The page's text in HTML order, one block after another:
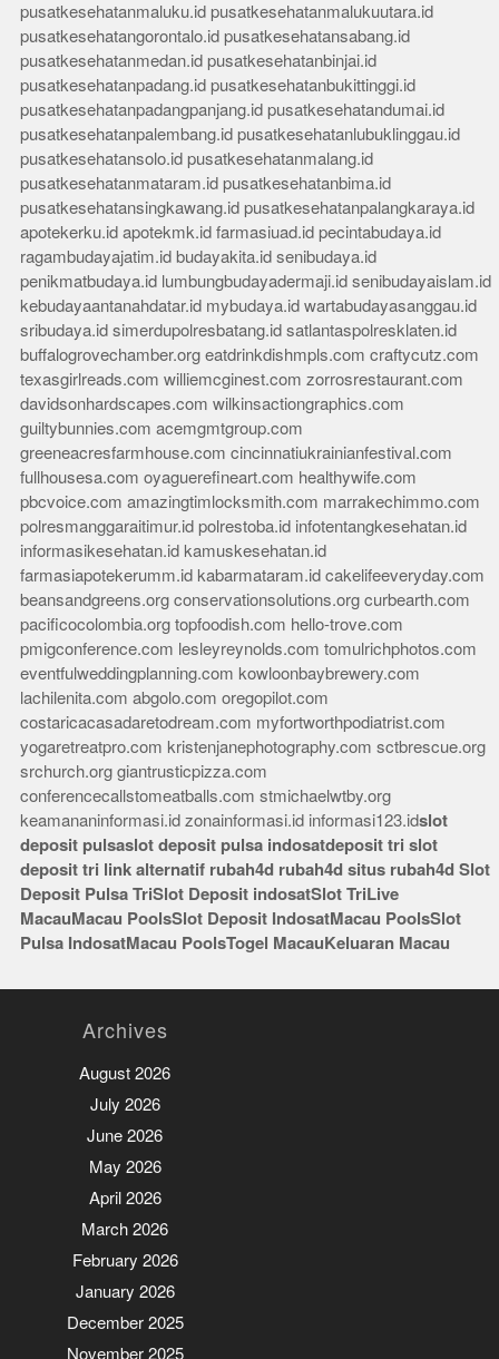
pusatkesehatanmaluku.id pusatkesehatanmalukuutara.id
pusatkesehatangorontalo.id pusatkesehatansabang.id
pusatkesehatanmedan.id pusatkesehatanbinjai.id
pusatkesehatanpadang.id pusatkesehatanbukittinggi.id
pusatkesehatanpadangpanjang.id pusatkesehatandumai.id
pusatkesehatanpalembang.id pusatkesehatanlubuklinggau.id
pusatkesehatansolo.id pusatkesehatanmalang.id
pusatkesehatanmataram.id pusatkesehatanbima.id
pusatkesehatansingkawang.id pusatkesehatanpalangkaraya.id
apotekerku.id apotekmk.id farmasiuad.id pecintabudaya.id
ragambudayajatim.id budayakita.id senibudaya.id
penikmatbudaya.id lumbungbudayadermaji.id senibudayaislam.id
kebudayaantanahdatar.id mybudaya.id wartabudayasanggau.id
sribudaya.id simerdupolresbatang.id satlantaspolresklaten.id
buffalogrovechamber.org eatdrinkdishmpls.com craftycutz.com
texasgirlreads.com williemcginest.com zorrosrestaurant.com
davidsonhardscapes.com wilkinsactiongraphics.com
guiltybunnies.com acemgmtgroup.com
greeneacresfarmhouse.com cincinnatiukrainianfestival.com
fullhousesa.com oyaguerefineart.com healthywife.com
pbcvoice.com amazingtimlocksmith.com marrakechimmo.com
polresmanggaraitimur.id polrestoba.id infotentangkesehatan.id
informasikesehatan.id kamuskesehatan.id
farmasiapotekerumm.id kabarmataram.id cakelifeeveryday.com
beansandgreens.org conservationsolutions.org curbearth.com
pacificocolombia.org topfoodish.com hello-trove.com
pmigconference.com lesleyreynolds.com tomulrichphotos.com
eventfulweddingplanning.com kowloonbaybrewery.com
lachilenita.com abgolo.com oregopilot.com
costaricacasadaretodream.com myfortworthpodiatrist.com
yogaretreatpro.com kristenjanephotography.com sctbrescue.org
srchurch.org giantrusticpizza.com
conferencecallstomeatballs.com stmichaelwtby.org
keamananinformasi.id zonainformasi.id informasi123.idslot
deposit pulsaslot deposit pulsa indosatdeposit tri slot
deposit tri link alternatif rubah4d rubah4d situs rubah4d Slot
Deposit Pulsa TriSlot Deposit indosatSlot TriLive
MacauMacau PoolsSlot Deposit IndosatMacau PoolsSlot
Pulsa IndosatMacau PoolsTogel MacauKeluaran Macau
Archives
August 2026
July 2026
June 2026
May 2026
April 2026
March 2026
February 2026
January 2026
December 2025
November 2025